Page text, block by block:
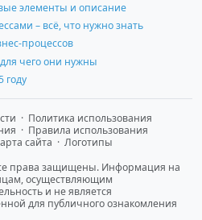
элементы и описание
– всё, что нужно знать
процессов
чего они нужны
году
· Политика использования
· Правила использования
сайта · Логотипы
права защищены. Информация на
осуществляющим
и не является
для публичного ознакомления